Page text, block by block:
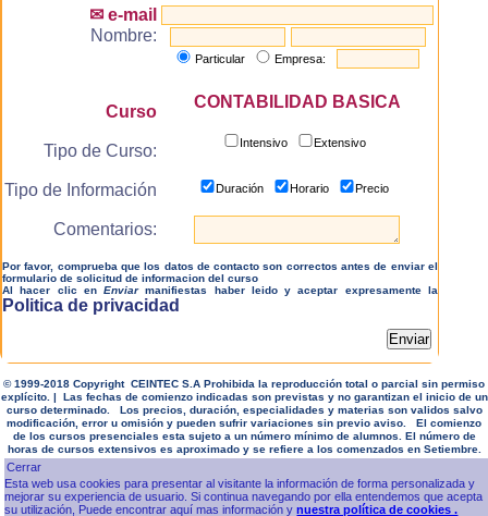
✉ e-mail
Nombre:
Particular Empresa:
Curso
CONTABILIDAD BASICA
Tipo de Curso: Intensivo Extensivo
Tipo de Información Duración Horario Precio
Comentarios:
Por favor, comprueba que los datos de contacto son correctos antes de enviar el
formulario de solicitud de informacion del curso
Al hacer clic enEnviarmanifiestas haber leido y aceptar expresamente la
Politica de privacidad
© 1999-2018 Copyright CEINTEC S.A Prohibida la reproducción total o parcial sin permiso
explícito. | Las fechas de comienzo indicadas son previstas y no garantizan el inicio de un
curso determinado. Los precios, duración, especialidades y materias son validos salvo
modificación, error u omisión y pueden sufrir variaciones sin previo aviso. El comienzo
de los cursos presenciales esta sujeto a un número mínimo de alumnos. El número de
horas de cursos extensivos es aproximado y se refiere a los comenzados en Setiembre.
Esta web usa cookies para presentar al visitante la información de forma personalizada y
mejorar su experiencia de usuario. Si continua navegando por ella entendemos que acepta
su utilización, Puede encontrar aquí mas información ynuestra política de cookies .